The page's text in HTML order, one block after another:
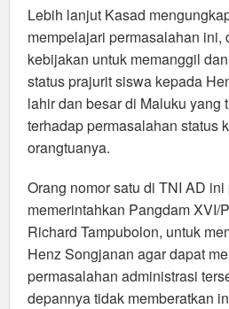
Lebih lanjut Kasad
mempelajari permasalahan ini,
kebijakan untuk memanggil
status prajurit siswa kepada
lahir dan besar di Maluku yang
terhadap permasalahan status
orangtuanya.
Orang nomor satu di TNI AD ini
memerintahkan Pangdam XVI/
Richard Tampubolon, untuk
Henz Songjanan agar dapat
permasalahan administrasi
depannya tidak memberatkan